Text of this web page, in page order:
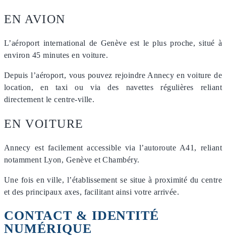
EN AVION
L’aéroport international de Genève est le plus proche, situé à
environ 45 minutes en voiture.
Depuis l’aéroport, vous pouvez rejoindre Annecy en voiture de
location, en taxi ou via des navettes régulières reliant
directement le centre-ville.
EN VOITURE
Annecy est facilement accessible via l’autoroute A41, reliant
notamment Lyon, Genève et Chambéry.
Une fois en ville, l’établissement se situe à proximité du centre
et des principaux axes, facilitant ainsi votre arrivée.
CONTACT & IDENTITÉ
NUMÉRIQUE